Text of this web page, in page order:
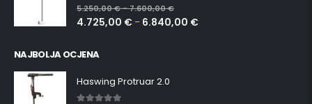
0 out of 5
5.250,00€–7.600,00€
4.725,00 € – 6.840,00 €
NAJBOLJA OCJENA
Haswing Protruar 2.0